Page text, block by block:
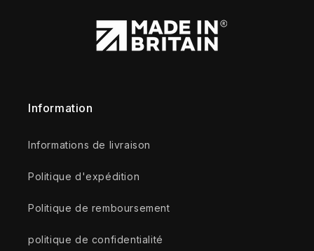
Information
Informations de livraison
Politique d'expédition
Politique de remboursement
politique de confidentialité